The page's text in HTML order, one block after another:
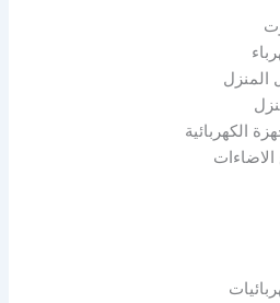
المنزل
الكهربائية